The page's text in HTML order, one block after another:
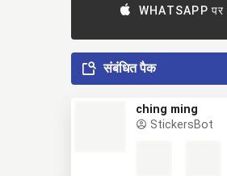
WHATSAPP पर
संबंधित पैक
ching ming
StickersBot